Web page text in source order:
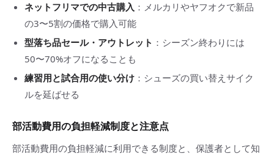
ネットフリマでの中古購入 ：メルカリやヤフオクで新品
の3〜5割の価格で購入可能
型落ち品セール・アウトレット ：シーズン終わりには
50〜70%オフになることも
練習用と試合用の使い分け ：シューズの買い替えサイク
ルを延ばせる
部活動費用の負担軽減制度と注意点
部活動費用の負担軽減に利用できる制度と、保護者として知